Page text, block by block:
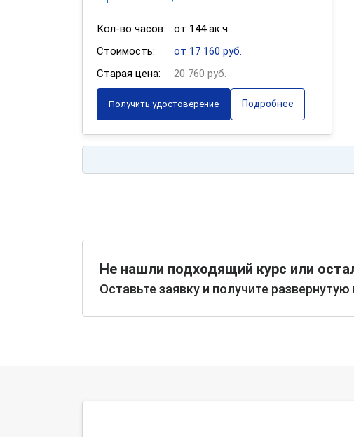
Кол-во часов:
от 144 ак.ч
Стоимость:
от 17 160 руб.
Старая цена:
20 760 руб.
Получить удостоверение Подробнее
Не нашли подходящий курс или
Оставьте заявку и получите